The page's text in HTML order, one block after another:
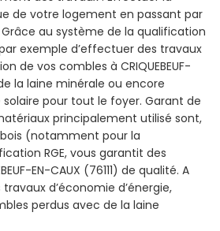
de votre logement en passant par
Grâce au système de la qualification
exemple d’effectuer des travaux
de vos combles à CRIQUEBEUF-
la laine minérale ou encore
pour tout le foyer. Garant de
principalement utilisé sont,
(notamment pour la
RGE, vous garantit des
EN-CAUX (76111) de qualité. A
d’économie d’énergie,
perdus avec de la laine